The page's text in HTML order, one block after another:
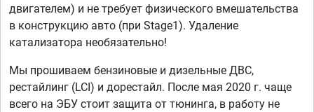
двигателем) и не требует физического вмешательства
в конструкцию авто (при Stage1). Удаление
катализатора необязательно!
Мы прошиваем бензиновые и дизельные ДВС,
рестайлинг (LCI) и дорестайл. После мая 2020 г. чаще
всего на ЭБУ стоит защита от тюнинга, в работу не